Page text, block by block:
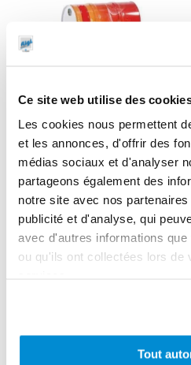
Ce site web utilise des
Les cookies nous permettent
et les annonces, d'offrir des
médias sociaux et d'analyser
partageons également des
notre site avec nos
publicité et d'analyse, qui
avec d'autres informations
ou qu'ils ont collectées lors de
Tout
Support
polyéthylène 1